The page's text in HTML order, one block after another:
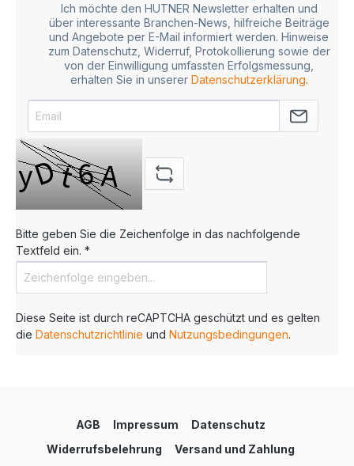
Ich möchte den HUTNER Newsletter erhalten und
über interessante Branchen-News, hilfreiche Beiträge
und Angebote per E-Mail informiert werden. Hinweise
zum Datenschutz, Widerruf, Protokollierung sowie der
von der Einwilligung umfassten Erfolgsmessung,
erhalten Sie in unserer Datenschutzerklärung.
Bitte geben Sie die Zeichenfolge in das nachfolgende
Textfeld ein. *
Diese Seite ist durch reCAPTCHA geschützt und es gelten
die Datenschutzrichtlinie und Nutzungsbedingungen.
AGB Impressum
Datenschutz
Widerrufsbelehrung
Versand und Zahlung